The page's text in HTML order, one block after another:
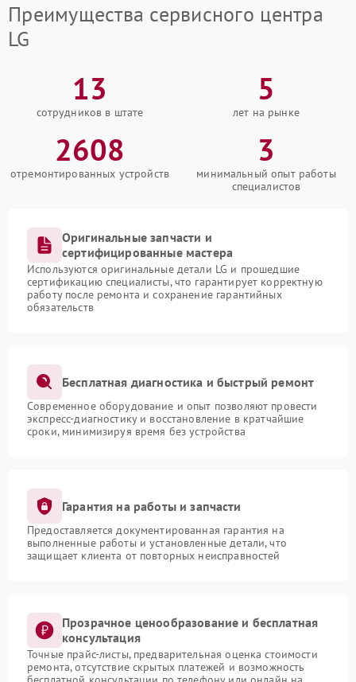
Преимущества сервисного центра
LG
13
сотрудников в штате
5
лет на рынке
2608
отремонтированных устройств
3
минимальный опыт работы
специалистов
Оригинальные запчасти и
сертифицированные мастера
Используются оригинальные детали LG и прошедшие
сертификацию специалисты, что гарантирует корректную
работу после ремонта и сохранение гарантийных
обязательств
Бесплатная диагностика и быстрый ремонт
Современное оборудование и опыт позволяют провести
экспресс-диагностику и восстановление в кратчайшие
сроки, минимизируя время без устройства
Гарантия на работы и запчасти
Предоставляется документированная гарантия на
выполненные работы и установленные детали, что
защищает клиента от повторных неисправностей
Прозрачное ценообразование и бесплатная
консультация
Точные прайс-листы, предварительная оценка стоимости
ремонта, отсутствие скрытых платежей и возможность